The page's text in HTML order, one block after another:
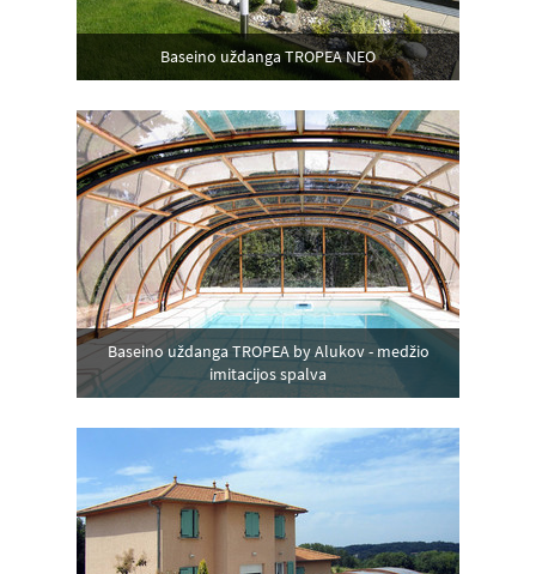
Baseino uždanga TROPEA NEO
Baseino uždanga TROPEA by Alukov - medžio
imitacijos spalva